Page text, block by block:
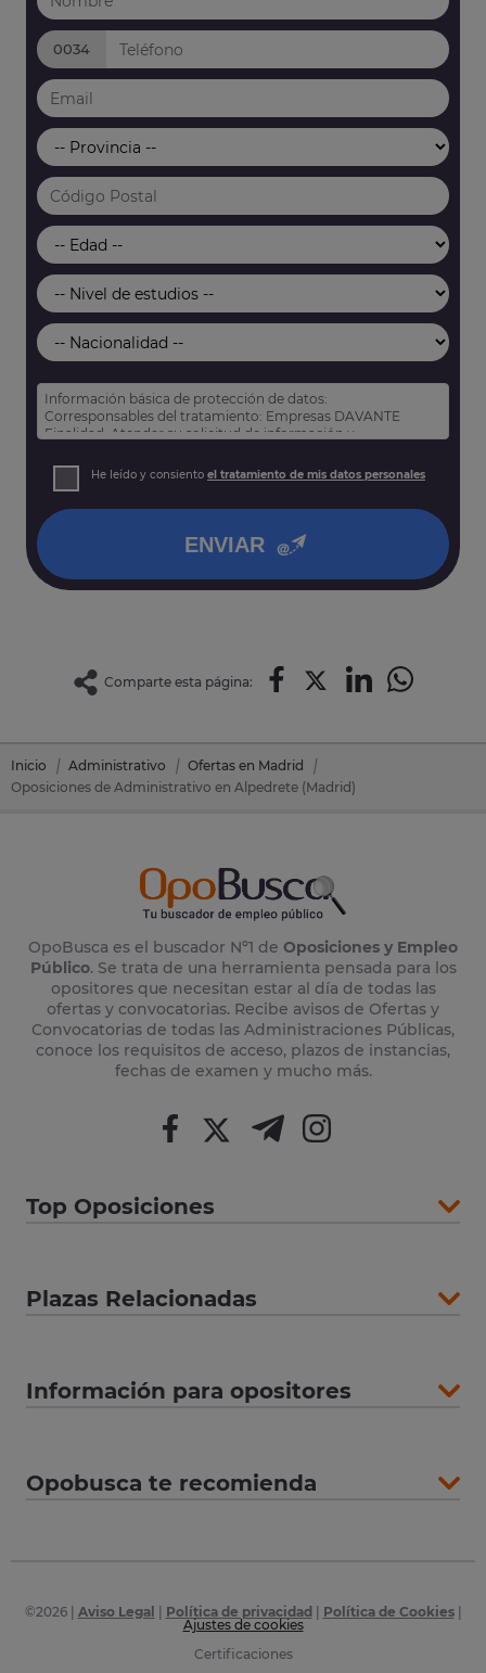
0034
Información básica de protección de datos:
Corresponsables del tratamiento: Empresas DAVANTE
Finalidad: Atender su solicitud de información y
Derechos: Puede acceder, rectificar y suprimir sus datos,
así como otros derechos tal y como se explica en nuestra
He leído y consiento el tratamiento de mis datos personales
ENVIAR
Comparte esta página:
Inicio Administrativo
Ofertas en Madrid
Oposiciones de Administrativo en Alpedrete (Madrid)
OpoBusca es el buscador Nº1 de Oposiciones y Empleo
Público. Se trata de una herramienta pensada para los
opositores que necesitan estar al día de todas las
ofertas y convocatorias. Recibe avisos de Ofertas y
Convocatorias de todas las Administraciones Públicas,
conoce los requisitos de acceso, plazos de instancias,
fechas de examen y mucho más.
Top Oposiciones
Plazas Relacionadas
Información para opositores
Opobusca te recomienda
©2026| Aviso Legal Política de privacidad Política de Cookies|
Ajustes de cookies
Certificaciones